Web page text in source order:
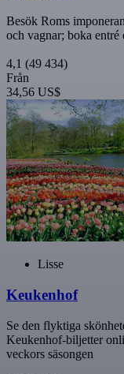
Besök Roms
och vagnar; boka
4,1 (49 434)
Från
34,56 US$
Lisse
Keukenhof
Se den flyktiga
Keukenhof-biljetter
veckors säsongen